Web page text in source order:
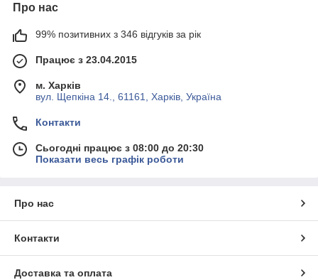
Про нас
99% позитивних з 346 відгуків за рік
Працює з 23.04.2015
м. Харків
вул. Щепкіна 14., 61161, Харків, Україна
Контакти
Сьогодні працює з 08:00 до 20:30
Показати весь графік роботи
Про нас
Контакти
Доставка та оплата